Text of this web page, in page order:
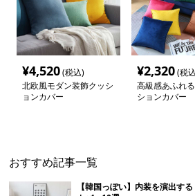
¥4,520(税込)
北欧風モダン装飾クッシ
ョンカバー
¥2,320(税
高級感あふれ
ションカバー
おすすめ記事一覧
【韓国っぽい】内装を演出す